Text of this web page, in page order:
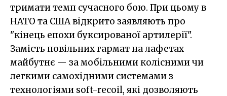
тримати темп сучасного бою. При цьому в
НАТО та США відкрито заявляють про
"кінець епохи буксированої артилерії".
Замість повільних гармат на лафетах
майбутнє — за мобільними колісними чи
легкими самохідними системами з
технологіями soft-recoil, які дозволяють